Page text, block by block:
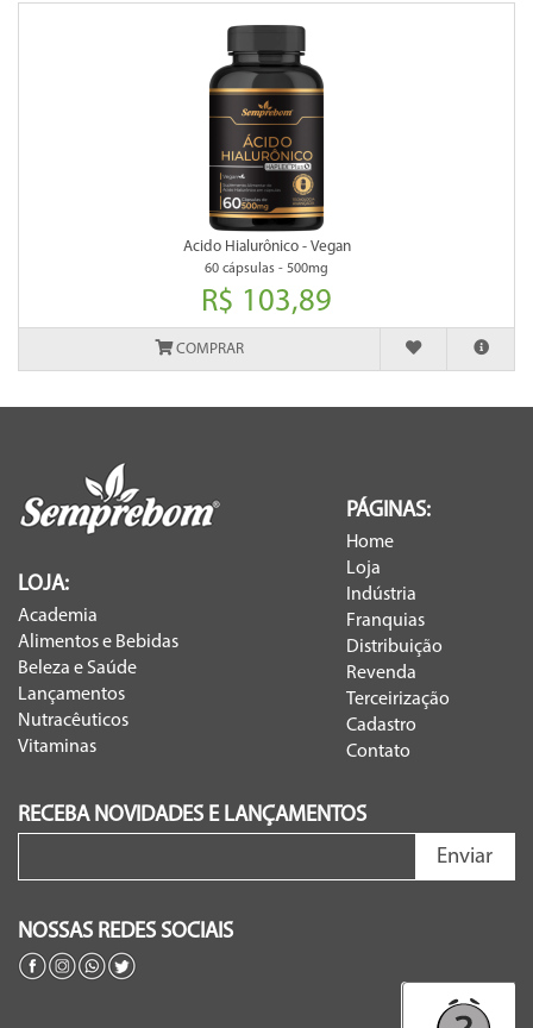
Acido Hialurônico - Vegan
60 cápsulas - 500mg
R$ 103,89
COMPRAR
PÁGINAS:
Home
Loja
Indústria
Franquias
Distribuição
Revenda
Terceirização
Cadastro
Contato
LOJA:
Academia
Alimentos e Bebidas
Beleza e Saúde
Lançamentos
Nutracêuticos
Vitaminas
RECEBA NOVIDADES E LANÇAMENTOS
Enviar
NOSSAS REDES SOCIAIS